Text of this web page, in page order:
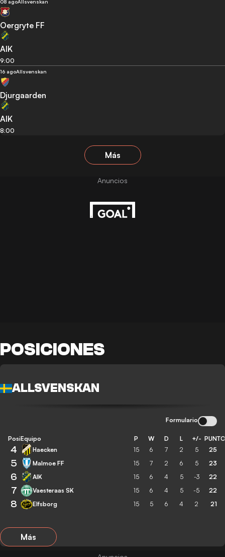
08 agoAllsvenskan
Oergryte FF
AIK
9:00
16 agoAllsvenskan
Djurgaarden
AIK
8:00
Más
POSICIONES
ALLSVENSKAN
Formulario
Posición
Equipo P W D L +/-
4 Haecken 15 6 7 2 5 25
5 Malmoe FF 15 7 2 6 5 23
6 AIK 15 6 4 5 -3 22
7 Vaesteraas SK 15 6 4 5 -5 22
8 Elfsborg 15 5 6 4 2 21
Más